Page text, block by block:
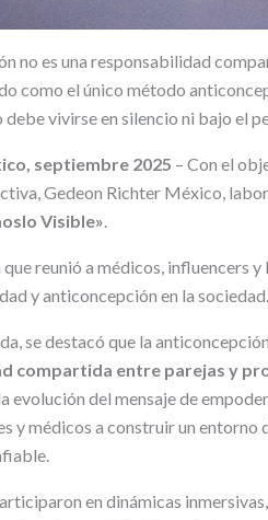
no es una responsabilidad
como el único método
debe vivirse en silencio ni bajo el
septiembre 2025 – Con el
Gedeon Richter México,
Visible».
reunió a médicos, influencers
y anticoncepción en la sociedad.
se destacó que la
compartida entre parejas y
evolución del mensaje de
y médicos a construir un
en dinámicas